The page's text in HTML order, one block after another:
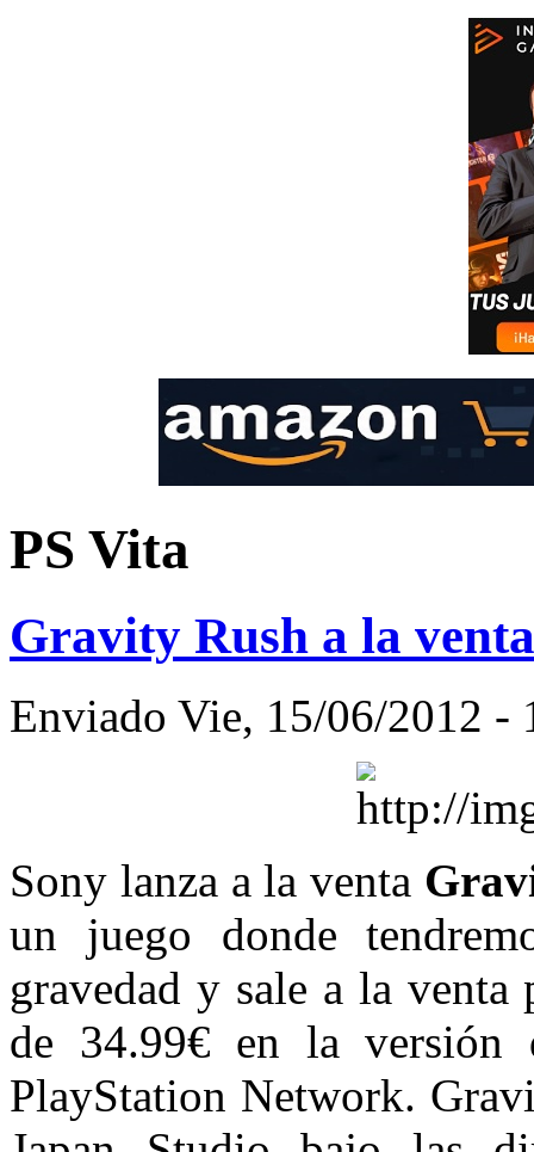
PS Vita
Gravity Rush a la
Enviado Vie, 15/06/2012 -
Sony lanza a la venta
un juego donde
gravedad y sale a la
de 34.99€ en la versión
PlayStation Network.